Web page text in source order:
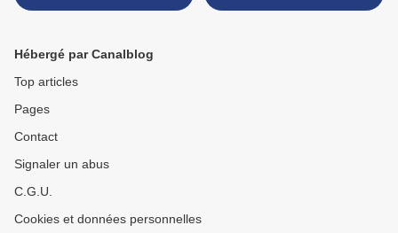
PLAGE MARQUE
INCONNUE >
Hébergé par Canalblog
Top articles
Pages
Contact
Signaler un abus
C.G.U.
Cookies et données personnelles